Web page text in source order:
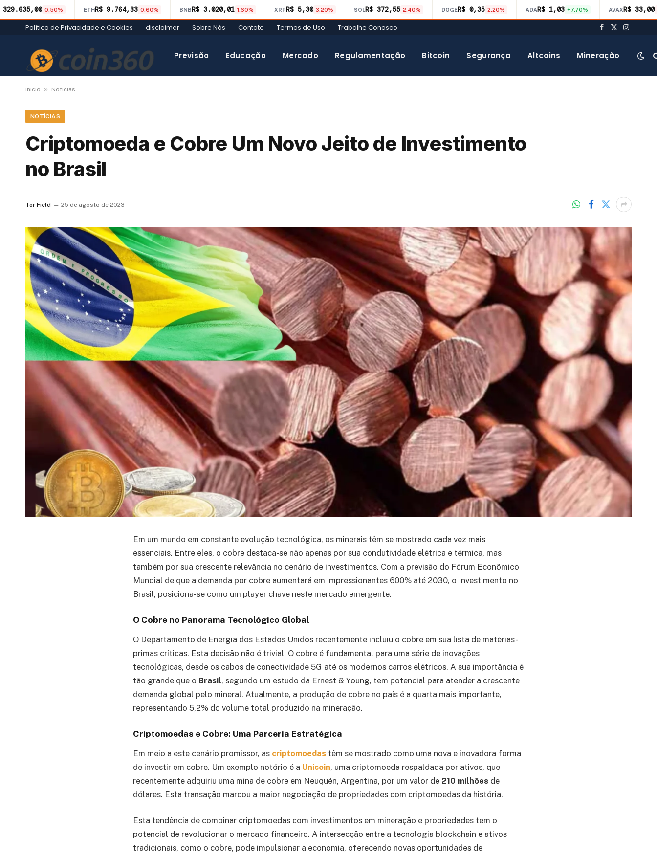
329.635,00 0.50% ETHR$ 9.764,33 0.60% BNBR$ 3.020,01 1.60% XRPR$ 5,30 3.20% SOLR$ 372,55 2.40% DOGER$ 0,35 2.20% ADAR$ 1,03 +7.70% AVAXR$ 33,00
Política de Privacidade e Cookies disclaimer Sobre Nós Contato Termos de Uso Trabalhe Conosco Facebook
X
Previsão Educação Mercado Regulamentação Bitcoin Segurança Altcoins Mineração
Início » Notícias
NOTÍCIAS
Criptomoeda e Cobre Um Novo Jeito de Investimento
no Brasil
Tor Field 25 de agosto de 2023
Em um mundo em constante evolução tecnológica, os minerais têm se mostrado cada vez mais
essenciais. Entre eles, o cobre destaca-se não apenas por sua condutividade elétrica e térmica, mas
também por sua crescente relevância no cenário de investimentos. Com a previsão do Fórum Econômico
Mundial de que a demanda por cobre aumentará em impressionantes 600% até 2030, o Investimento no
Brasil, posiciona-se como um player chave neste mercado emergente.
O Cobre no Panorama Tecnológico Global
O Departamento de Energia dos Estados Unidos recentemente incluiu o cobre em sua lista de matérias-
primas críticas. Esta decisão não é trivial. O cobre é fundamental para uma série de inovações
tecnológicas, desde os cabos de conectividade 5G até os modernos carros elétricos. A sua importância é
tão grande que o Brasil, segundo um estudo da Ernest & Young, tem potencial para atender a crescente
demanda global pelo mineral. Atualmente, a produção de cobre no país é a quarta mais importante,
representando 5,2% do volume total produzido na mineração.
Criptomoedas e Cobre: Uma Parceria Estratégica
Em meio a este cenário promissor, as criptomoedas têm se mostrado como uma nova e inovadora forma
de investir em cobre. Um exemplo notório é a Unicoin, uma criptomoeda respaldada por ativos, que
recentemente adquiriu uma mina de cobre em Neuquén, Argentina, por um valor de 210 milhões de
dólares. Esta transação marcou a maior negociação de propriedades com criptomoedas da história.
Esta tendência de combinar criptomoedas com investimentos em mineração e propriedades tem o
potencial de revolucionar o mercado financeiro. A intersecção entre a tecnologia blockchain e ativos
tradicionais, como o cobre, pode impulsionar a economia, oferecendo novas oportunidades de